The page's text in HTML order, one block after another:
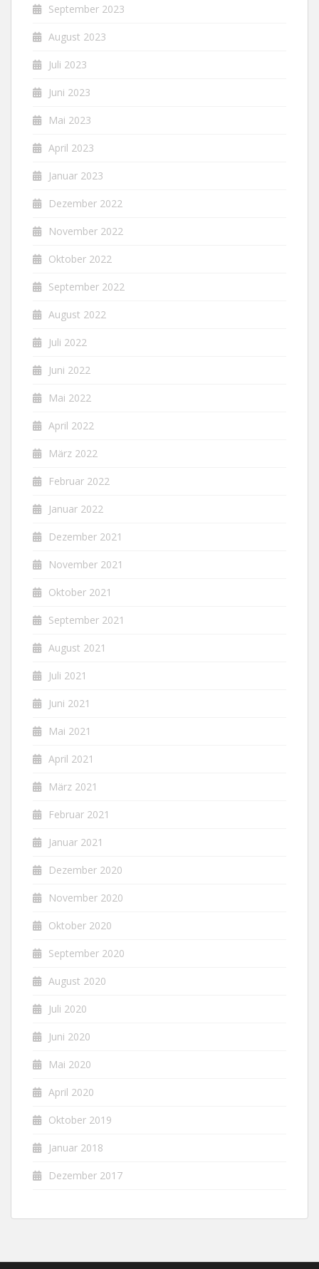
September 2023
August 2023
Juli 2023
Juni 2023
Mai 2023
April 2023
Januar 2023
Dezember 2022
November 2022
Oktober 2022
September 2022
August 2022
Juli 2022
Juni 2022
Mai 2022
April 2022
März 2022
Februar 2022
Januar 2022
Dezember 2021
November 2021
Oktober 2021
September 2021
August 2021
Juli 2021
Juni 2021
Mai 2021
April 2021
März 2021
Februar 2021
Januar 2021
Dezember 2020
November 2020
Oktober 2020
September 2020
August 2020
Juli 2020
Juni 2020
Mai 2020
April 2020
Oktober 2019
Januar 2018
Dezember 2017